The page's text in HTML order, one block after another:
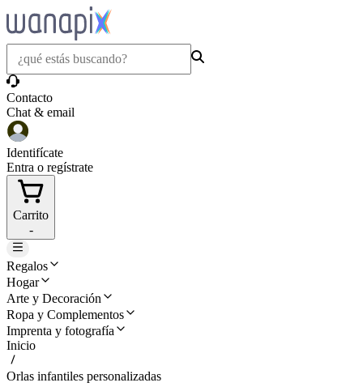
Contacto
Chat & email
Identifícate
Entra o regístrate
Carrito
-
Regalos
Hogar
Arte y Decoración
Ropa y Complementos
Imprenta y fotografía
Inicio
Orlas infantiles personalizadas